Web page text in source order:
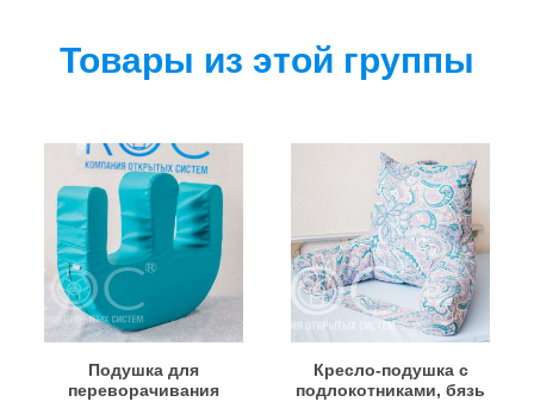
Товары из этой группы
Подушка для
переворачивания
Кресло-подушка с
подлокотниками, бязь